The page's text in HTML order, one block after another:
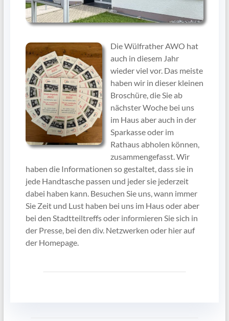
Die Wülfrather AWO hat
auch in diesem Jahr
wieder viel vor. Das meiste
haben wir in dieser kleinen
Broschüre, die Sie ab
nächster Woche bei uns
im Haus aber auch in der
Sparkasse oder im
Rathaus abholen können,
zusammengefasst. Wir
haben die Informationen so gestaltet, dass sie in
jede Handtasche passen und jeder sie jederzeit
dabei haben kann. Besuchen Sie uns, wann immer
Sie Zeit und Lust haben bei uns im Haus oder aber
bei den Stadtteiltreffs oder informieren Sie sich in
der Presse, bei den div. Netzwerken oder hier auf
der Homepage.